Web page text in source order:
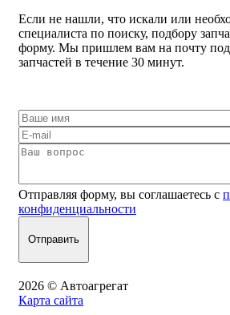
Если не нашли, что искали или
специалиста по поиску, подбору
форму. Мы пришлем вам на почту
запчастей в течение 30 минут.
Отправляя форму, вы соглашаетесь с
конфиденциальности
2026 © Автоагрегат
Карта сайта